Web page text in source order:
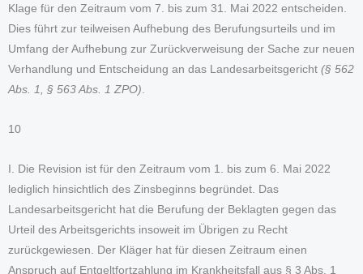
Klage für den Zeitraum vom 7. bis zum 31. Mai 2022 entscheiden.
Dies führt zur teilweisen Aufhebung des Berufungsurteils und im
Umfang der Aufhebung zur Zurückverweisung der Sache zur neuen
Verhandlung und Entscheidung an das Landesarbeitsgericht (§ 562
Abs. 1, § 563 Abs. 1 ZPO)
10
I. Die Revision ist für den Zeitraum vom 1. bis zum 6. Mai 2022
lediglich hinsichtlich des Zinsbeginns begründet. Das
Landesarbeitsgericht hat die Berufung der Beklagten gegen das
Urteil des Arbeitsgerichts insoweit im Übrigen zu Recht
zurückgewiesen. Der Kläger hat für diesen Zeitraum einen
Anspruch auf Entgeltfortzahlung im Krankheitsfall aus § 3 Abs. 1